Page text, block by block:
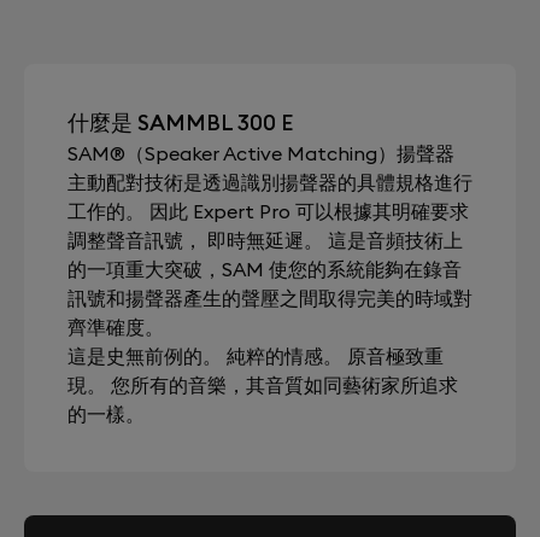
什麼是 SAMMBL 300 E
SAM®（Speaker Active Matching）揚聲器
主動配對技術是透過識別揚聲器的具體規格進行
工作的。 因此 Expert Pro 可以根據其明確要求
調整聲音訊號， 即時無延遲。 這是音頻技術上
的一項重大突破，SAM 使您的系統能夠在錄音
訊號和揚聲器產生的聲壓之間取得完美的時域對
齊準確度。
這是史無前例的。 純粹的情感。 原音極致重
現。 您所有的音樂，其音質如同藝術家所追求
的一樣。